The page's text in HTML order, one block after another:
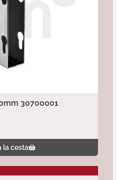
30700001
la cesta